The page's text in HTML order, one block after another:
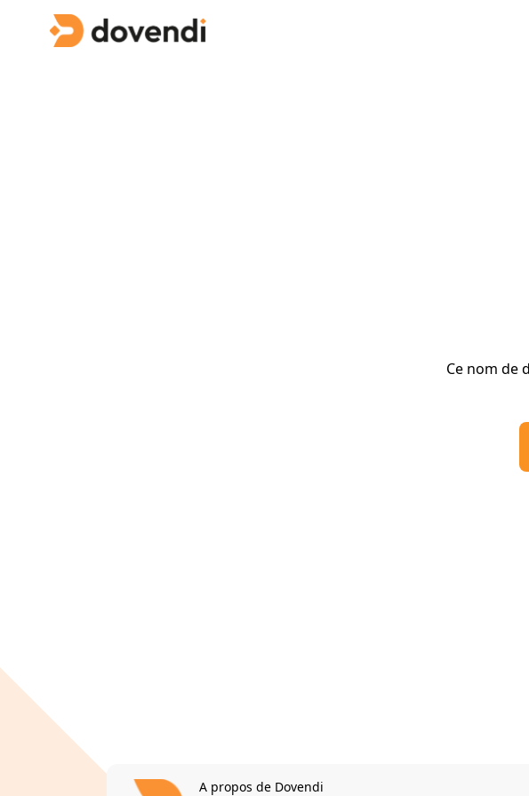
Ce nom de
A propos de Dovendi